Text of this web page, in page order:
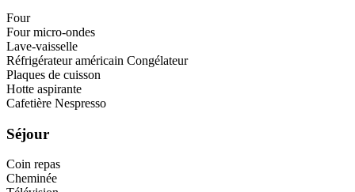
Four
Four micro-ondes
Lave-vaisselle
Réfrigérateur américain Congélateur
Plaques de cuisson
Hotte aspirante
Cafetière Nespresso
Séjour
Coin repas
Cheminée